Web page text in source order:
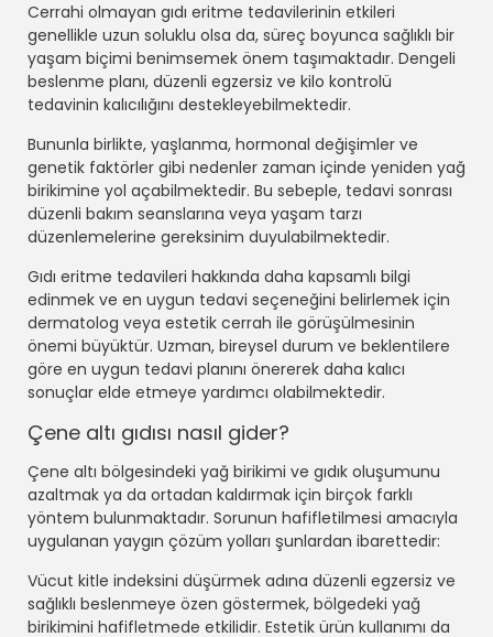
Cerrahi olmayan gıdı eritme tedavilerinin etkileri
genellikle uzun soluklu olsa da, süreç boyunca sağlıklı bir
yaşam biçimi benimsemek önem taşımaktadır. Dengeli
beslenme planı, düzenli egzersiz ve kilo kontrolü
tedavinin kalıcılığını destekleyebilmektedir.
Bununla birlikte, yaşlanma, hormonal değişimler ve
genetik faktörler gibi nedenler zaman içinde yeniden yağ
birikimine yol açabilmektedir. Bu sebeple, tedavi sonrası
düzenli bakım seanslarına veya yaşam tarzı
düzenlemelerine gereksinim duyulabilmektedir.
Gıdı eritme tedavileri hakkında daha kapsamlı bilgi
edinmek ve en uygun tedavi seçeneğini belirlemek için
dermatolog veya estetik cerrah ile görüşülmesinin
önemi büyüktür. Uzman, bireysel durum ve beklentilere
göre en uygun tedavi planını önererek daha kalıcı
sonuçlar elde etmeye yardımcı olabilmektedir.
Çene altı gıdısı nasıl gider?
Çene altı bölgesindeki yağ birikimi ve gıdık oluşumunu
azaltmak ya da ortadan kaldırmak için birçok farklı
yöntem bulunmaktadır. Sorunun hafifletilmesi amacıyla
uygulanan yaygın çözüm yolları şunlardan ibarettedir:
Vücut kitle indeksini düşürmek adına düzenli egzersiz ve
sağlıklı beslenmeye özen göstermek, bölgedeki yağ
birikimini hafifletmede etkilidir. Estetik ürün kullanımı da